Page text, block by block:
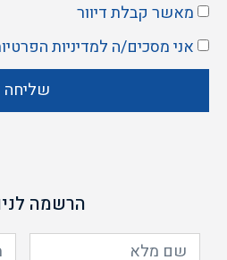
מאשר קבלת דיוור
אני מסכים/ה למדיניות
שליחה
הרשמה